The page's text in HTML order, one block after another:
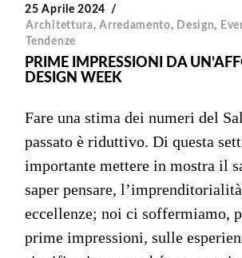
25 Aprile 2024
Architettura,Arredamento, Design,
Tendenze
PRIME IMPRESSIONI DA
DESIGN WEEK
Fare una stima dei numeri del
passato è riduttivo. Di questa
importante mettere in mostra il
saper pensare,
eccellenze; noi ci soffermiamo,
prime impressioni, sulle